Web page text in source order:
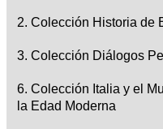
2. Colección Historia de
3. Colección Diálogos
6. Colección Italia y el
la Edad Moderna